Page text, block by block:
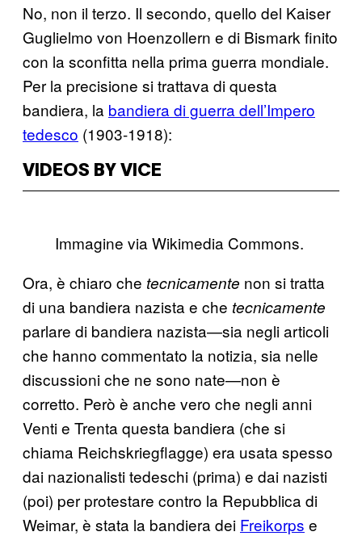
No, non il terzo. Il secondo, quello del Kaiser
Guglielmo von Hoenzollern e di Bismark finito
con la sconfitta nella prima guerra mondiale.
Per la precisione si trattava di questa
bandiera, la bandiera di guerra dell’Impero
tedesco (1903-1918):
VIDEOS BY VICE
Immagine via Wikimedia Commons.
Ora, è chiaro che tecnicamente non si tratta
di una bandiera nazista e che tecnicamente
parlare di bandiera nazista—sia negli articoli
che hanno commentato la notizia, sia nelle
discussioni che ne sono nate—non è
corretto. Però è anche vero che negli anni
Venti e Trenta questa bandiera (che si
chiama Reichskriegflagge) era usata spesso
dai nazionalisti tedeschi (prima) e dai nazisti
(poi) per protestare contro la Repubblica di
Weimar, è stata la bandiera dei Freikorps e